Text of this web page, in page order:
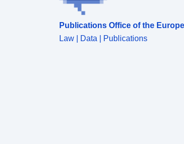
Publications Office of the
Law | Data | Publications